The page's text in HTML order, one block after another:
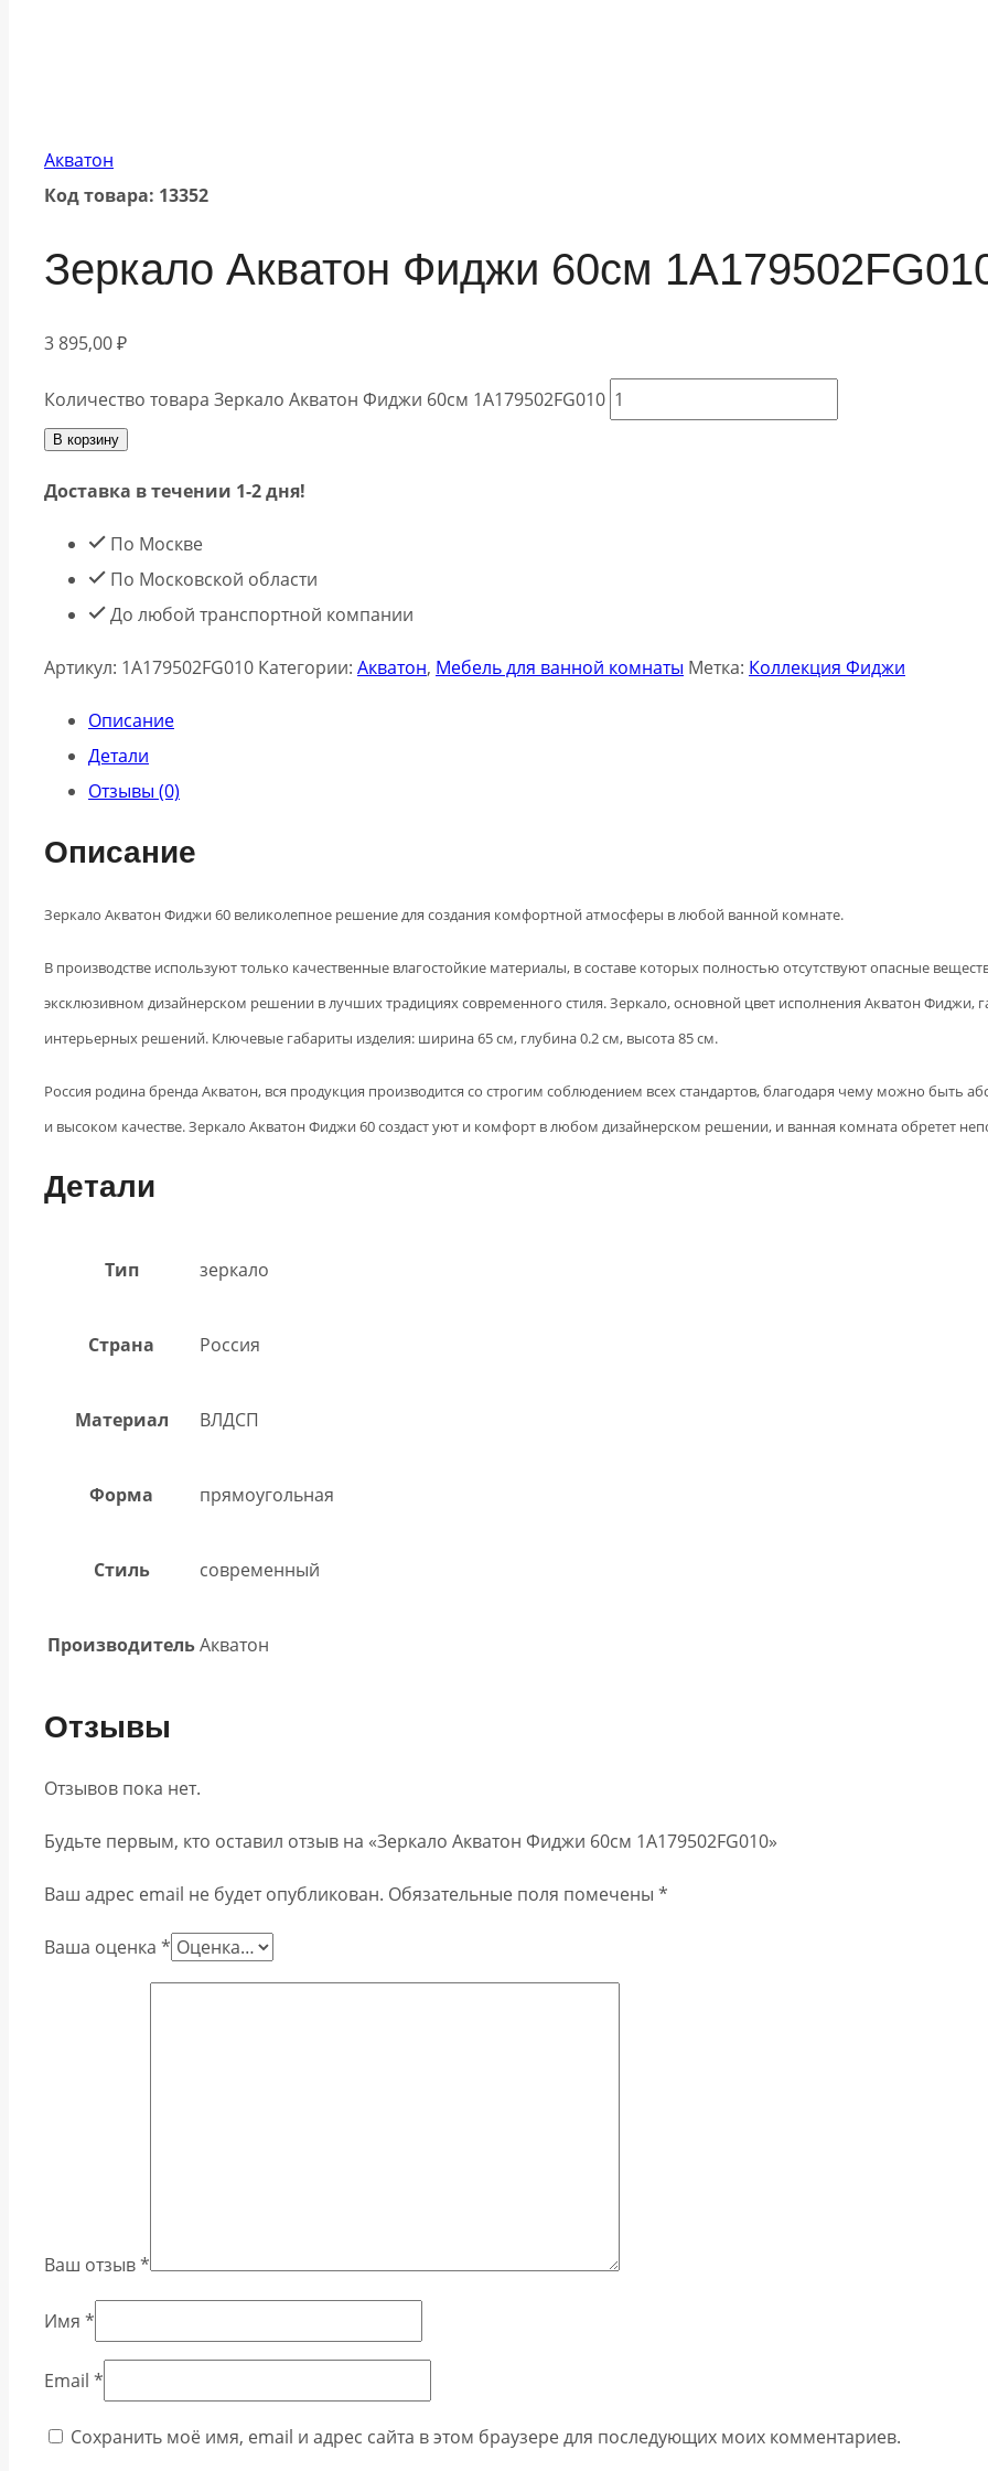
Акватон
Код товара: 13352
Зеркало Акватон Фиджи 60см
3 895,00₽
Количество товара Зеркало Акватон Фиджи 60см 1A179502FG010
В корзину
Доставка в течении 1-2 дня!
По Москве
По Московской области
До любой транспортной компании
Артикул: 1A179502FG010 Категории: Акватон, Мебель для ванной комнаты Метка: Коллекция Фиджи
Описание
Детали
Отзывы (0)
Описание
Зеркало Акватон Фиджи 60 великолепное решение для создания комфортной атмосферы в любой ванной комнате.
В производстве используют только качественные влагостойкие материалы, в составе которых полностью отсутствуют опасные
эксклюзивном дизайнерском решении в лучших традициях современного стиля. Зеркало, основной цвет исполнения Акватон
интерьерных решений. Ключевые габариты изделия: ширина 65 см, глубина 0.2 см, высота 85 см.
Россия родина бренда Акватон, вся продукция производится со строгим соблюдением всех стандартов, благодаря чему можно быть
и высоком качестве. Зеркало Акватон Фиджи 60 создаст уют и комфорт в любом дизайнерском решении, и ванная комната обретет
Детали
Тип зеркало
Страна Россия
Материал ВЛДСП
Форма прямоугольная
Стиль современный
ПроизводительАкватон
Отзывы
Отзывов пока нет.
Будьте первым, кто оставил отзыв на «Зеркало Акватон Фиджи 60см 1A179502FG010»
Ваш адрес email не будет опубликован. Обязательные поля помечены *
Ваша оценка *
Ваш отзыв*
Имя *
Email *
Сохранить моё имя, email и адрес сайта в этом браузере для последующих моих комментариев.